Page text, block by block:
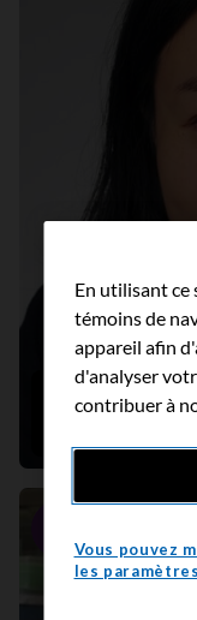
Concevoir un
Portrait
En utilisant ce
témoins de
appareil afin
d'analyser
contribuer à
Vous pouvez
les paramètres